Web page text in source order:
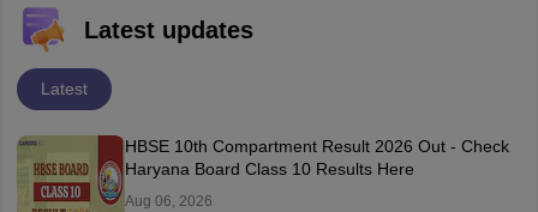
Latest updates
Latest
HBSE 10th Compartment Result 2026 Out - Check
Haryana Board Class 10 Results Here
Aug 06, 2026